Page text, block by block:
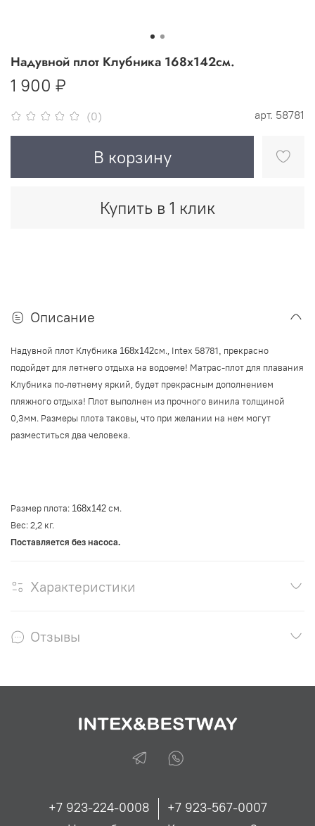
(0) арт. 58781
Надувной плот Клубника 168x142см.
1 900 ₽
В корзину
Купить в 1 клик
Описание
Надувной плот Клубника 168х142см., Intex 58781 прекрасно
подойдет для летнего отдыха на водоеме! Матрас-плот для плавания
Клубника по-летнему яркий, будет прекрасным дополнением
пляжного отдыха! Плот выполнен из прочного винила толщиной
0,3мм. Размеры плота таковы, что при желании на нем могут
разместиться два человека.
Размер плота: 168х142 см.
Вес: 2,2 кг.
Поставляется без насоса.
Характеристики
Отзывы
+7 923-224-0008
+7 923-567-0007